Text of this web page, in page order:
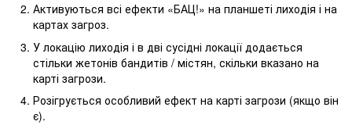
Активуються всі ефекти «БАЦ!» на планшеті лиходія і на
картах загроз.
У локацію лиходія і в дві сусідні локації додається
стільки жетонів бандитів / містян, скільки вказано на
карті загрози.
Розігрується особливий ефект на карті загрози (якщо він
є).